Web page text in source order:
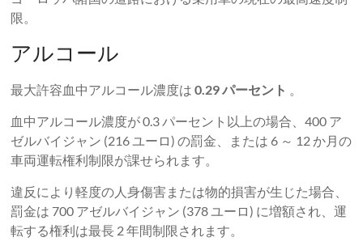
限。
アルコール
最大許容血中アルコール濃度は0.29 パーセント
血中アルコール濃度が 0.3 パーセント以上の場合、400 ア
ゼルバイジャン (216 ユーロ) の罰金、または 6 ～ 12 か月の
車両運転権利制限が課せられます。
違反により軽度の人身傷害または物的損害が生じた場合、
罰金は 700 アゼルバイジャン (378 ユーロ) に増額され、運
転する権利は最長 2 年間制限されます。